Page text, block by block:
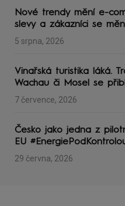
Nové trendy mění e-
slevy a zákazníci se
5 srpna, 2026
Vinařská turistika láká.
Wachau či Mosel se
7 července, 2026
Česko jako jedna z
EU
29 června, 2026